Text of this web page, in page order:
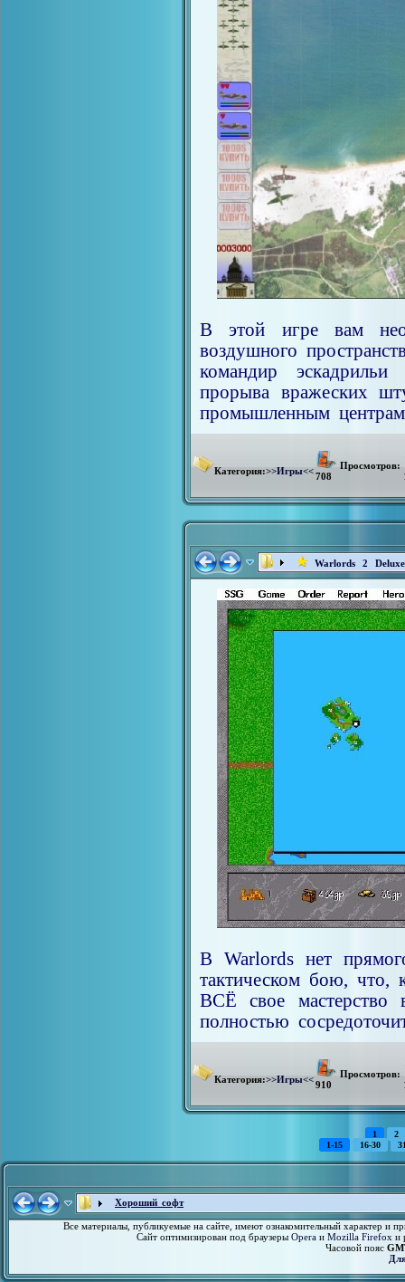
В этой игре вам
воздушного
командир
прорыва вражеских
промышленным
Категория:>>Игры<<
Просмотров:
708
Warlords 2
В Warlords нет
тактическом бою, что,
ВСЁ свое мастерство
полностью
Категория:>>Игры<<
Просмотров:
910
1
2
1-15
16-30
Хороший софт
Все материалы, публикуемые на сайте, имеют ознакомительный характер и
Сайт оптимизирован под браузеры Opera и Mozilla Firefox и
Часовой пояс